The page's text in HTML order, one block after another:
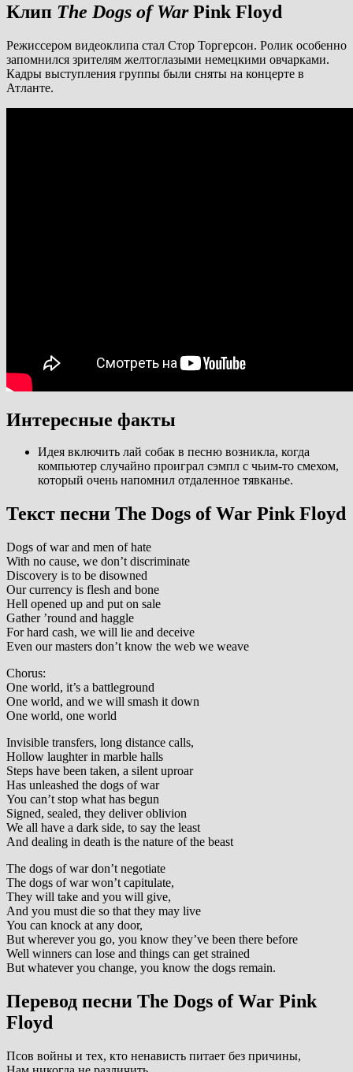
Клип The Dogs of WarPink Floyd
Режиссером видеоклипа стал Стор Торгерсон. Ролик особенно
запомнился зрителям желтоглазыми немецкими овчарками.
Кадры выступления группы были сняты на концерте в
Атланте.
Интересные факты
Идея включить лай собак в песню возникла, когда
компьютер случайно проиграл сэмпл с чьим-то смехом,
который очень напомнил отдаленное тявканье.
Текст песни The Dogs of War Pink Floyd
Dogs of war and men of hate
With no cause, we don’t discriminate
Discovery is to be disowned
Our currency is flesh and bone
Hell opened up and put on sale
Gather ’round and haggle
For hard cash, we will lie and deceive
Even our masters don’t know the web we weave
Chorus:
One world, it’s a battleground
One world, and we will smash it down
One world, one world
Invisible transfers, long distance calls,
Hollow laughter in marble halls
Steps have been taken, a silent uproar
Has unleashed the dogs of war
You can’t stop what has begun
Signed, sealed, they deliver oblivion
We all have a dark side, to say the least
And dealing in death is the nature of the beast
The dogs of war don’t negotiate
The dogs of war won’t capitulate,
They will take and you will give,
And you must die so that they may live
You can knock at any door,
But wherever you go, you know they’ve been there before
Well winners can lose and things can get strained
But whatever you change, you know the dogs remain.
Перевод песни The Dogs of War Pink
Floyd
Псов войны и тех, кто ненависть питает без причины,